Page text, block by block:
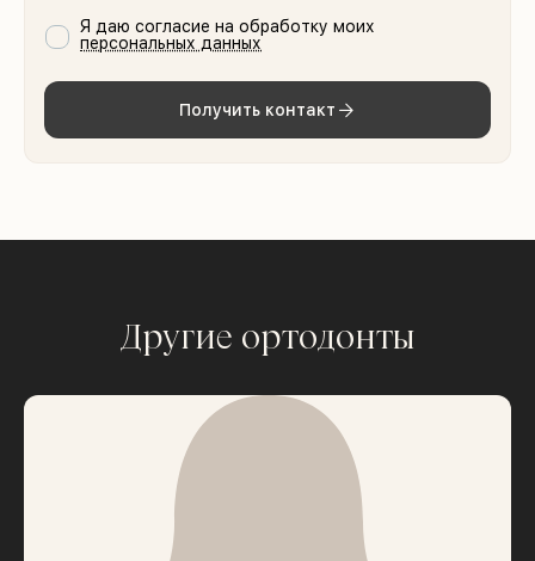
Я даю согласие на обработку моих
персональных данных
Получить контакт
Другие ортодонты